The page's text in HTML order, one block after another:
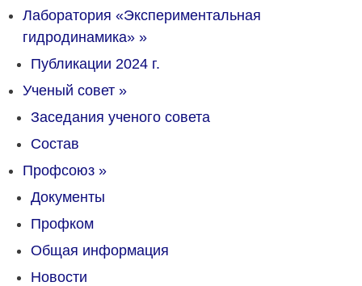
Лаборатория «Экспериментальная
гидродинамика» »
Публикации 2024 г.
Ученый совет »
Заседания ученого совета
Состав
Профсоюз »
Документы
Профком
Общая информация
Новости